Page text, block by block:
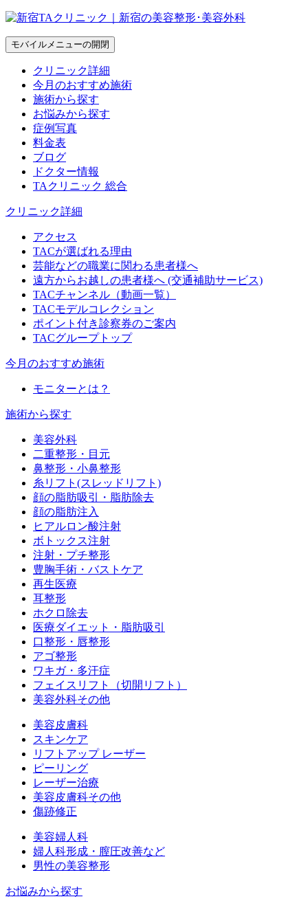
モバイルメニューの開閉
クリニック詳細
今月のおすすめ施術
施術から探す
お悩みから探す
症例写真
料金表
ブログ
ドクター情報
TAクリニック 総合
クリニック詳細
アクセス
TACが選ばれる理由
芸能などの職業に関わる患者様へ
遠方からお越しの患者様へ (交通補助サービス)
TACチャンネル（動画一覧）
TACモデルコレクション
ポイント付き診察券のご案内
TACグループトップ
今月のおすすめ施術
モニターとは？
施術から探す
美容外科
二重整形・目元
鼻整形・小鼻整形
糸リフト(スレッドリフト)
顔の脂肪吸引・脂肪除去
顔の脂肪注入
ヒアルロン酸注射
ボトックス注射
注射・プチ整形
豊胸手術・バストケア
再生医療
耳整形
ホクロ除去
医療ダイエット・脂肪吸引
口整形・唇整形
アゴ整形
ワキガ・多汗症
フェイスリフト（切開リフト）
美容外科その他
美容皮膚科
スキンケア
リフトアップ レーザー
ピーリング
レーザー治療
美容皮膚科その他
傷跡修正
美容婦人科
婦人科形成・膣圧改善など
男性の美容整形
お悩みから探す